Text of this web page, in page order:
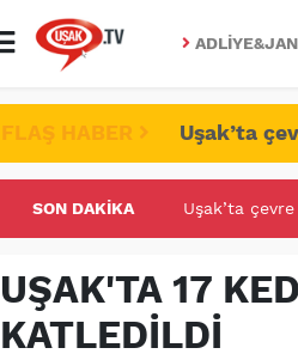
FLAŞ HABER Uşak’ta
SON DAKIKA UŞAK
UŞAK'TA 17
KATLEDİLDİ